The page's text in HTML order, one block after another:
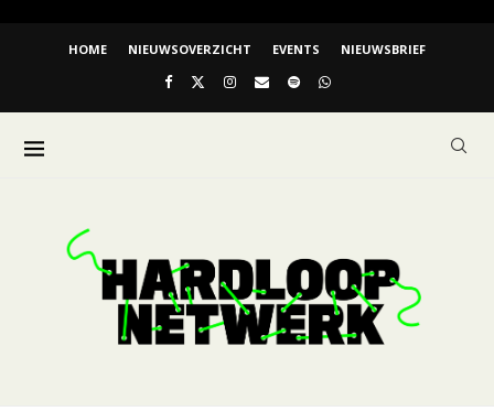
HOME NIEUWSOVERZICHT EVENTS NIEUWSBRIEF